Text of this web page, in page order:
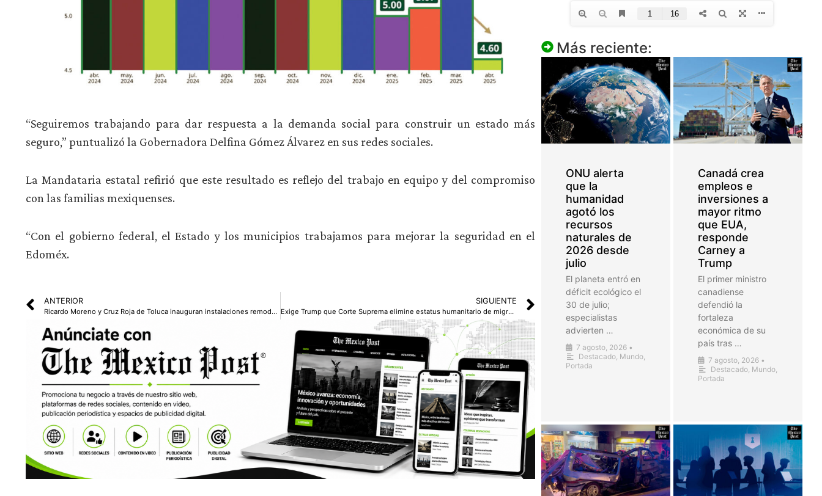
“Seguiremos trabajando para dar respuesta a la demanda social para construir un estado más
seguro,” puntualizó la Gobernadora Delfina Gómez Álvarez en sus redes sociales.
La Mandataria estatal refirió que este resultado es reflejo del trabajo en equipo y del compromiso
con las familias mexiquenses.
“Con el gobierno federal, el Estado y los municipios trabajamos para mejorar la seguridad en el
Edoméx.
ANTERIOR
Ricardo Moreno y Cruz Roja de Toluca inauguran instalaciones remodeladas
SIGUIENTE
Exige Trump que Corte Suprema elimine estatus humanitario de migrantes
Más reciente:
ONU alerta
que la
humanidad
agotó los
recursos
naturales de
2026 desde
julio
El planeta entró en
déficit ecológico el
30 de julio;
especialistas
advierten …
7 agosto, 2026 •
Destacado Mundo
Portada
Canadá crea
empleos e
inversiones a
mayor ritmo
que EUA,
responde
Carney a
Trump
El primer ministro
canadiense
defendió la
fortaleza
económica de su
país tras …
7 agosto, 2026 •
Destacado Mundo
Portada